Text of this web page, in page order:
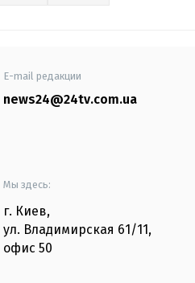
E-mail редакции
news24@24tv.com.ua
Мы здесь:
г. Киев,
ул. Владимирская 61/11,
офис 50